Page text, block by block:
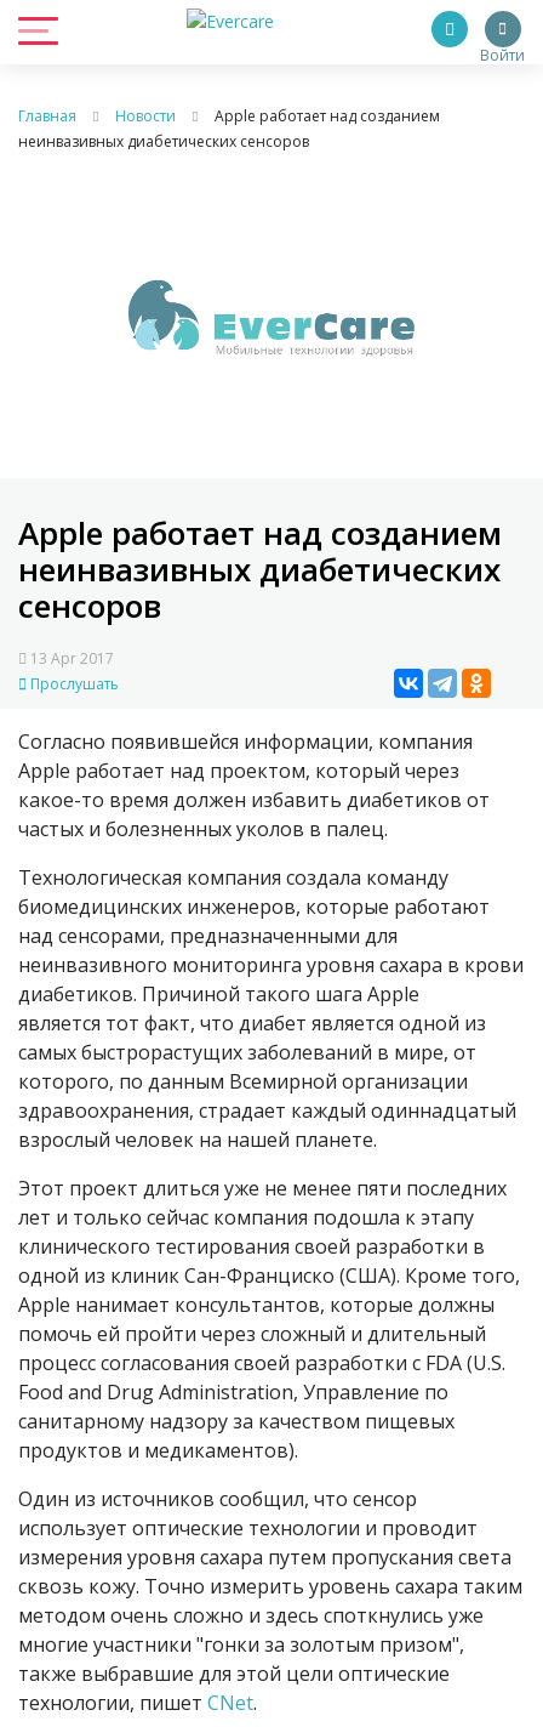
Войти
Главная Новости
Apple работает над созданием
неинвазивных диабетических сенсоров
Apple работает над созданием
неинвазивных диабетических
сенсоров
13 Apr 2017
Прослушать
Согласно появившейся информации, компания
Apple работает над проектом, который через
какое-то время должен избавить диабетиков от
частых и болезненных уколов в палец.
Технологическая компания создала команду
биомедицинских инженеров, которые работают
над сенсорами, предназначенными для
неинвазивного мониторинга уровня сахара в крови
диабетиков. Причиной такого шага Apple
является тот факт, что диабет является одной из
самых быстрорастущих заболеваний в мире, от
которого, по данным Всемирной организации
здравоохранения, страдает каждый одиннадцатый
взрослый человек на нашей планете.
Этот проект длиться уже не менее пяти последних
лет и только сейчас компания подошла к этапу
клинического тестирования своей разработки в
одной из клиник Сан-Франциско (США). Кроме того,
Apple нанимает консультантов, которые должны
помочь ей пройти через сложный и длительный
процесс согласования своей разработки с FDA (U.S.
Food and Drug Administration, Управление по
санитарному надзору за качеством пищевых
продуктов и медикаментов).
Один из источников сообщил, что сенсор
использует оптические технологии и проводит
измерения уровня сахара путем пропускания света
сквозь кожу. Точно измерить уровень сахара таким
методом очень сложно и здесь споткнулись уже
многие участники "гонки за золотым призом",
также выбравшие для этой цели оптические
технологии, пишет CNet.